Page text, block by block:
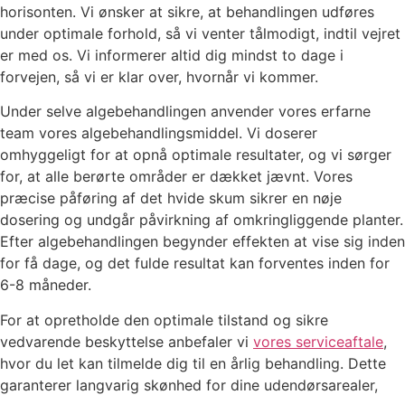
horisonten. Vi ønsker at sikre, at behandlingen udføres
under optimale forhold, så vi venter tålmodigt, indtil vejret
er med os. Vi informerer altid dig mindst to dage i
forvejen, så vi er klar over, hvornår vi kommer.
Under selve algebehandlingen anvender vores erfarne
team vores algebehandlingsmiddel. Vi doserer
omhyggeligt for at opnå optimale resultater, og vi sørger
for, at alle berørte områder er dækket jævnt. Vores
præcise påføring af det hvide skum sikrer en nøje
dosering og undgår påvirkning af omkringliggende planter.
Efter algebehandlingen begynder effekten at vise sig inden
for få dage, og det fulde resultat kan forventes inden for
6-8 måneder.
For at opretholde den optimale tilstand og sikre
vedvarende beskyttelse anbefaler vi vores serviceaftale,
hvor du let kan tilmelde dig til en årlig behandling. Dette
garanterer langvarig skønhed for dine udendørsarealer,